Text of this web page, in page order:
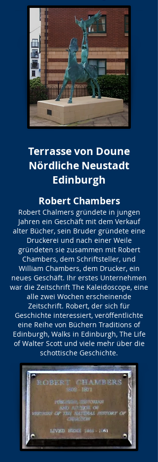
Terrasse von Doune
Nördliche Neustadt
Edinburgh
Robert Chambers
Robert Chalmers gründete in jungen
Jahren ein Geschäft mit dem Verkauf
alter Bücher, sein Bruder gründete eine
Druckerei und nach einer Weile
gründeten sie zusammen mit Robert
Chambers, dem Schriftsteller, und
William Chambers, dem Drucker, ein
neues Geschäft. Ihr erstes Unternehmen
war die Zeitschrift The Kaleidoscope, eine
alle zwei Wochen erscheinende
Zeitschrift. Robert, der sich für
Geschichte interessiert, veröffentlichte
eine Reihe von Büchern Traditions of
Edinburgh, Walks in Edinburgh, The Life
of Walter Scott und viele mehr über die
schottische Geschichte.